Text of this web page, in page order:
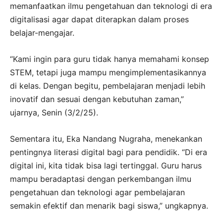
memanfaatkan ilmu pengetahuan dan teknologi di era
digitalisasi agar dapat diterapkan dalam proses
belajar-mengajar.
“Kami ingin para guru tidak hanya memahami konsep
STEM, tetapi juga mampu mengimplementasikannya
di kelas. Dengan begitu, pembelajaran menjadi lebih
inovatif dan sesuai dengan kebutuhan zaman,”
ujarnya, Senin (3/2/25).
Sementara itu, Eka Nandang Nugraha, menekankan
pentingnya literasi digital bagi para pendidik. “Di era
digital ini, kita tidak bisa lagi tertinggal. Guru harus
mampu beradaptasi dengan perkembangan ilmu
pengetahuan dan teknologi agar pembelajaran
semakin efektif dan menarik bagi siswa,” ungkapnya.